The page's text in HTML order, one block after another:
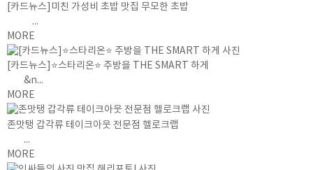
[카드뉴스]미친 가성비 초밥 맛집 무모한 초밥
...
MORE
[카드뉴스]⭐스타리온⭐ 주방을 THE SMART 하게
&n...
MORE
존맛탱 갑각류 테이크아웃 전문점 헬로크랩
...
MORE